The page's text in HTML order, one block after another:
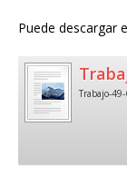
Puede descargar
Trabajo-